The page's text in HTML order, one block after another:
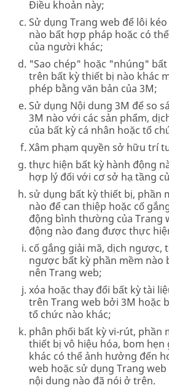
Điều khoản này;
Sử dụng Trang web để lôi
nào bất hợp pháp hoặc có
của người khác;
"Sao chép" hoặc "nhúng"
trên bất kỳ thiết bị nào khác
phép bằng văn bản của 3M;
Sử dụng Nội dung 3M để so
3M nào với các sản phẩm,
của bất kỳ cá nhân hoặc tổ
Xâm phạm quyền sở hữu trí
thực hiện bất kỳ hành động
hợp lý đối với cơ sở hạ tầng
sử dụng bất kỳ thiết bị, phần
nào để can thiệp hoặc cố
động bình thường của Trang
động nào đang được thực
cố gắng giải mã, dịch ngược,
ngược bất kỳ phần mềm nào
nên Trang web;
xóa hoặc thay đổi bất kỳ tài
trên Trang web bởi 3M hoặc
tổ chức nào khác;
phân phối bất kỳ vi-rút, phần
thiết bị vô hiệu hóa, bom hẹn
khác có thể ảnh hưởng đến
web hoặc sử dụng Trang
nội dung nào đã nói ở trên.